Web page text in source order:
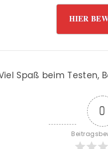
HIER
Spaß beim Testen,
0